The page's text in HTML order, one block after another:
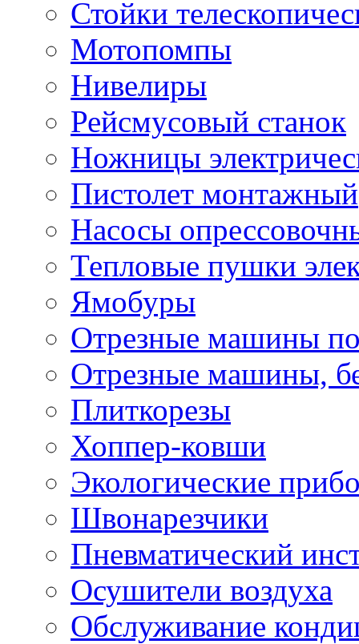
Стойки
Мотопомпы
Нивелиры
Рейсмусовый станок
Ножницы
Пистолет монтажный
Насосы
Тепловые пушки
Ямобуры
Отрезные машины
Отрезные машины,
Плиткорезы
Хоппер-ковши
Экологические
Швонарезчики
Пневматический
Осушители воздуха
Обслуживание